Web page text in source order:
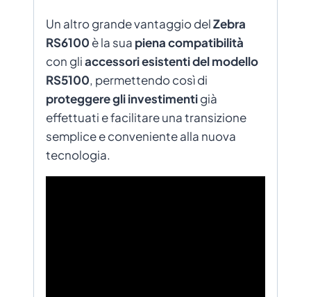
Un altro grande vantaggio delZebra
RS6100 è la sua piena compatibilità
con gliaccessori esistenti del modello
RS5100, permettendo così di
proteggere gli investimentigià
effettuati e facilitare una transizione
semplice e conveniente alla nuova
tecnologia.